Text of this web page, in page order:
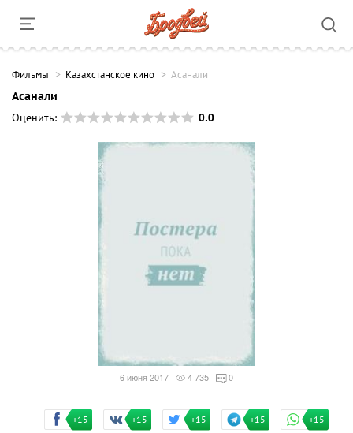
Фильмы Казахстанское кино Асанали
Асанали
Оценить:
0.0
6 июня 2017 4 735 0
+15 +15 +15 +15 +15